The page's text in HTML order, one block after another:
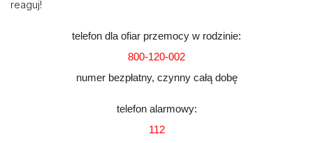
reaguj!
telefon dla ofiar przemocy w rodzinie:
800-120-002
numer bezpłatny, czynny całą dobę
telefon alarmowy:
112